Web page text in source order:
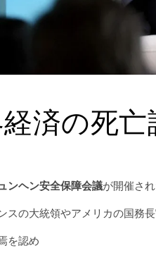
済の死亡
ンヘン安全保障会議が開催さ
スの大統領やアメリカの国務
を認め